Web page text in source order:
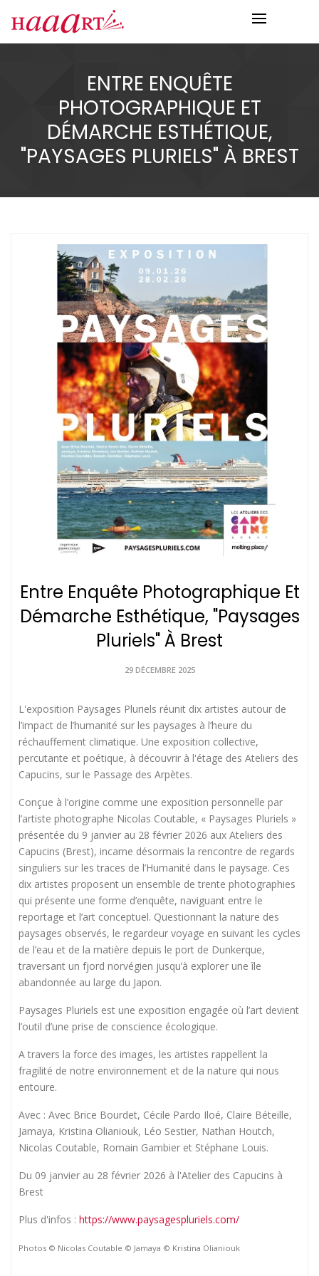
ENTRE ENQUÊTE
PHOTOGRAPHIQUE ET
DÉMARCHE ESTHÉTIQUE,
"PAYSAGES PLURIELS" À BREST
Entre Enquête Photographique Et
Démarche Esthétique, "Paysages
Pluriels" À Brest
29 DÉCEMBRE 2025
L'exposition Paysages Pluriels réunit dix artistes autour de
l’impact de l’humanité sur les paysages à l’heure du
réchauffement climatique. Une exposition collective,
percutante et poétique, à découvrir à l'étage des Ateliers des
Capucins, sur le Passage des Arpètes.
Conçue à l’origine comme une exposition personnelle par
l’artiste photographe Nicolas Coutable, « Paysages Pluriels »
présentée du 9 janvier au 28 février 2026 aux Ateliers des
Capucins (Brest), incarne désormais la rencontre de regards
singuliers sur les traces de l’Humanité dans le paysage. Ces
dix artistes proposent un ensemble de trente photographies
qui présente une forme d’enquête, naviguant entre le
reportage et l’art conceptuel. Questionnant la nature des
paysages observés, le regardeur voyage en suivant les cycles
de l’eau et de la matière depuis le port de Dunkerque,
traversant un fjord norvégien jusqu’à explorer une île
abandonnée au large du Japon.
Paysages Pluriels est une exposition engagée où l’art devient
l’outil d’une prise de conscience écologique.
A travers la force des images, les artistes rappellent la
fragilité de notre environnement et de la nature qui nous
entoure.
Avec : Avec Brice Bourdet, Cécile Pardo Iloé, Claire Béteille,
Jamaya, Kristina Olianiouk, Léo Sestier, Nathan Houtch,
Nicolas Coutable, Romain Gambier et Stéphane Louis.
Du 09 janvier au 28 février 2026 à l'Atelier des Capucins à
Brest
Plus d'infos : https://www.paysagespluriels.com/
Photos © Nicolas Coutable © Jamaya © Kristina Olianiouk